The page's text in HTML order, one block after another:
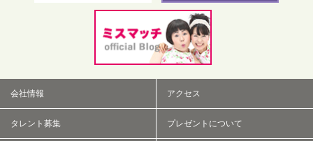
会社情報 アクセス
タレント募集 プレゼントについて